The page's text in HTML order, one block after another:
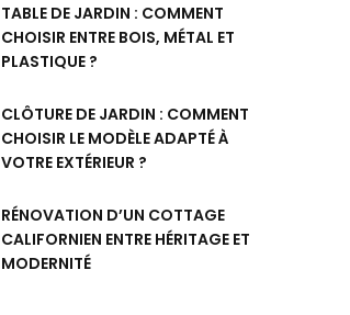
TABLE DE JARDIN : COMMENT
CHOISIR ENTRE BOIS, MÉTAL ET
PLASTIQUE ?
CLÔTURE DE JARDIN : COMMENT
CHOISIR LE MODÈLE ADAPTÉ À
VOTRE EXTÉRIEUR ?
RÉNOVATION D’UN COTTAGE
CALIFORNIEN ENTRE HÉRITAGE ET
MODERNITÉ